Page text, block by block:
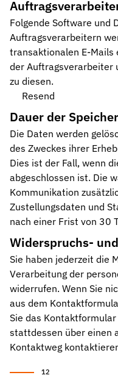
Folgende Software und
Auftragsverarbeitern
transaktionalen E-Mails
der Auftragsverarbeiter
zu diesen.
Resend
Dauer der
Die Daten werden
des Zweckes ihrer
Dies ist der Fall, wenn
abgeschlossen ist. Die
Kommunikation
Zustellungsdaten und
nach einer Frist von 30
Widerspruchs-
Sie haben jederzeit die
Verarbeitung der
widerrufen. Wenn Sie
aus dem
Sie das
stattdessen über einen
Kontaktweg